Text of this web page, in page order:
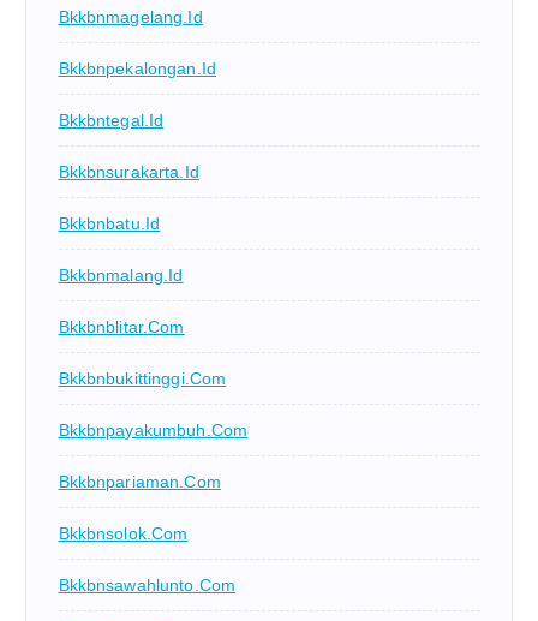
Bkkbnmagelang.id
Bkkbnpekalongan.id
Bkkbntegal.id
Bkkbnsurakarta.id
Bkkbnbatu.id
Bkkbnmalang.id
Bkkbnblitar.com
Bkkbnbukittinggi.com
Bkkbnpayakumbuh.com
Bkkbnpariaman.com
Bkkbnsolok.com
Bkkbnsawahlunto.com